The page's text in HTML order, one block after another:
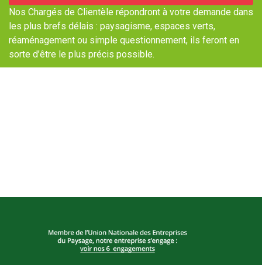
Nos Chargés de Clientèle répondront à votre demande dans
les plus brefs délais : paysagisme, espaces verts,
réaménagement ou simple questionnement, ils feront en
sorte d’être le plus précis possible.